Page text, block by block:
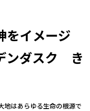
をイメージ
ンダスク き
地はあらゆる生命の根源で